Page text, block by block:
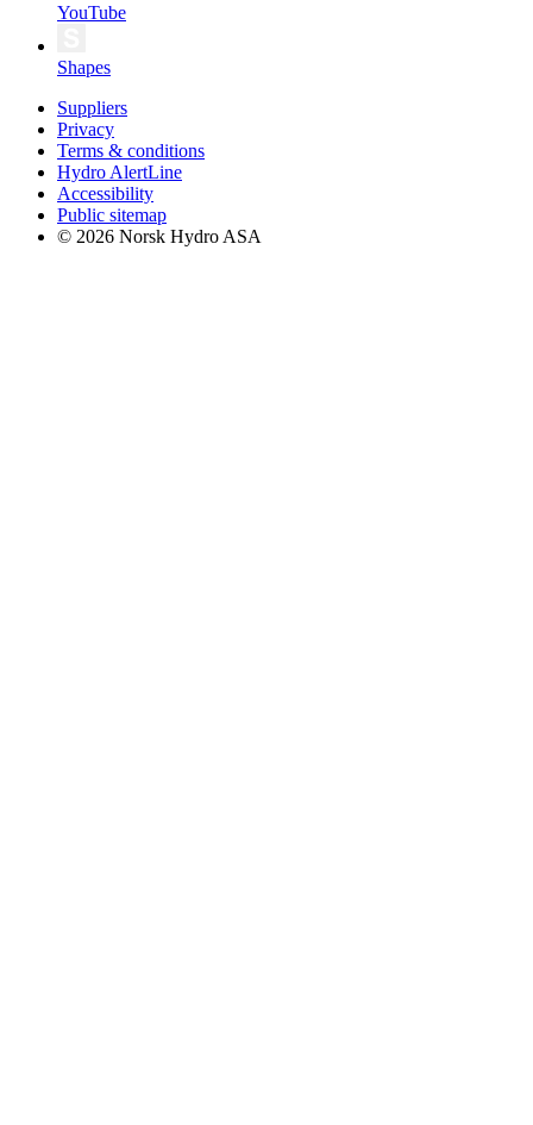
YouTube
Shapes
Suppliers
Privacy
Terms & conditions
Hydro AlertLine
Accessibility
Public sitemap
© 2026 Norsk Hydro ASA